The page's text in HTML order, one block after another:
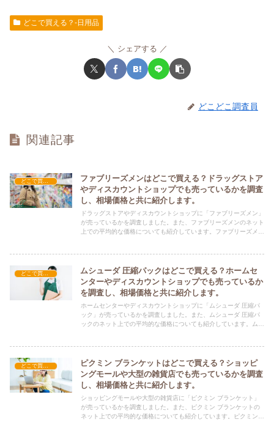
どこで買える？-日用品
シェアする
どこどこ調査員
関連記事
どこで買える？-日用品
ファブリーズメンはどこで買える？ドラッグストア
やディスカウントショップでも売っているかを調査
し、相場価格と共に紹介します。
ドラッグストアやディスカウントショップに「ファブリーズメン」
が売っているかを調査しました。また、ファブリーズメンのネット
上での平均的な価格についても紹介しています。ファブリーズメン
どこで買える？-日用品
ムシューダ 圧縮パックはどこで買える？ホームセ
ンターやディスカウントショップでも売っているか
を調査し、相場価格と共に紹介します。
ホームセンターやディスカウントショップに「ムシューダ 圧縮パ
ック」が売っているかを調査しました。また、ムシューダ 圧縮パ
ックのネット上での平均的な価格についても紹介しています。ムシ
ピクミン ブランケットはどこで買える？ショッピ
ングモールや大型の雑貨店でも売っているかを調査
し、相場価格と共に紹介します。
ショッピングモールや大型の雑貨店に「ピクミン ブランケット」
が売っているかを調査しました。また、ピクミン ブランケットの
ネット上での平均的な価格についても紹介しています。ピクミン